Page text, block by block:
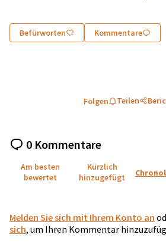
Befürworten Kommentare
Folgen Teilen
0 Kommentare
Am besten
bewertet
Kürzlich
hinzugefügt
Melden Sie sich mit Ihrem Konto an
sich, um Ihren Kommentar